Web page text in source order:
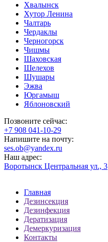
Хвалынск
Хутор Ленина
Чалтарь
Чердаклы
Черногорск
Чишмы
Шаховская
Шелехов
Шушары
Эжва
Юргамыш
Яблоновский
Позвоните сейчас:
‪+7 908 041-10-29
Напишите на почту:
ses.ob@yandex.ru
Наш адрес:
Воротынск Центральная ул., 3
Главная
Дезинсекция
Дезинфекция
Дератизация
Демеркуризация
Контакты